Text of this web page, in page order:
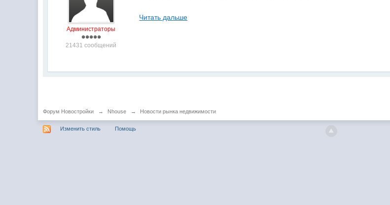
Администраторы
21431 сообщений
Читать дальше
Форум Новостройки → Nhouse → Новости рынка недвижимости
Изменить стиль Помощь